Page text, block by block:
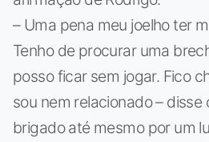
– Uma pena meu joelho ter
Tenho de procurar uma
posso ficar sem jogar. Fico
sou nem relacionado – disse
brigado até mesmo por um